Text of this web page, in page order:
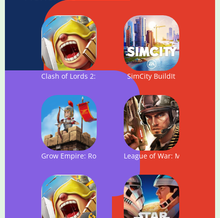
Clash of Lords 2: New AgeSimCity BuildIt
Grow Empire: Rome League of War: Mercenaries